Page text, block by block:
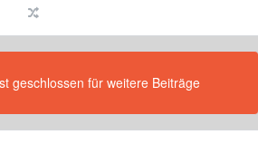
geschlossen für weitere Beiträge